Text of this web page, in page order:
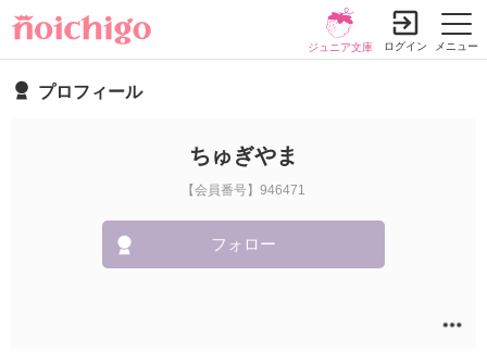
メニュー
ジュニア文庫 ログイン
プロフィール
ちゅぎやま
【会員番号】946471
フォロー